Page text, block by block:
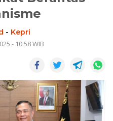
- Kepri
- 10:58 WIB